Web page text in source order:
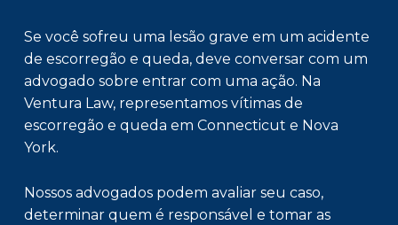
Se você sofreu uma lesão grave em um acidente
de escorregão e queda, deve conversar com um
advogado sobre entrar com uma ação. Na
Ventura Law, representamos vítimas de
escorregão e queda em Connecticut e Nova
York.
Nossos advogados podem avaliar seu caso,
determinar quem é responsável e tomar as